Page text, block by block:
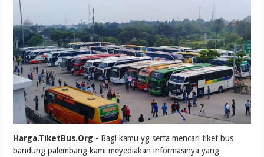
Harga.TiketBus.Org - Bagi kamu yg serta mencari tiket bus
bandung palembang kami meyediakan informasinya yang